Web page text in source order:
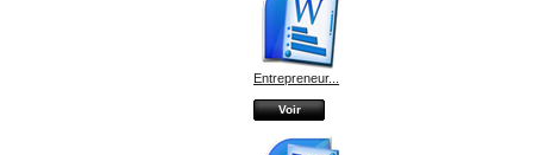
Entrepreneur...
Voir